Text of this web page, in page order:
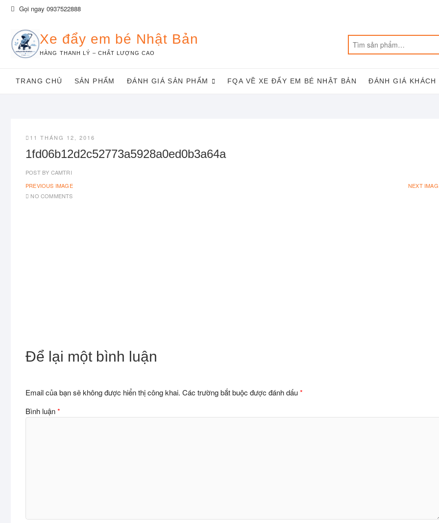
Skip
content
Gọi ngay 0937522888
Xe đẩy em bé Nhật Bản
HÀNG THANH LÝ – CHẤT LƯỢNG CAO
TRANG CHỦ SẢN PHẨM ĐÁNH GIÁ SẢN PHẨM FQA VỀ XE ĐẨY EM BÉ NHẬT BẢN ĐÁNH GIÁ
11 THÁNG 12, 2016
1fd06b12d2c52773a5928a0ed0b3a64a
POST BY CAMTRI
PREVIOUS IMAGE
NEXT
NO COMMENTS
Để lại một bình luận
Email của bạn sẽ không được hiển thị công khai. Các trường bắt buộc được đánh dấu*
Bình luận*